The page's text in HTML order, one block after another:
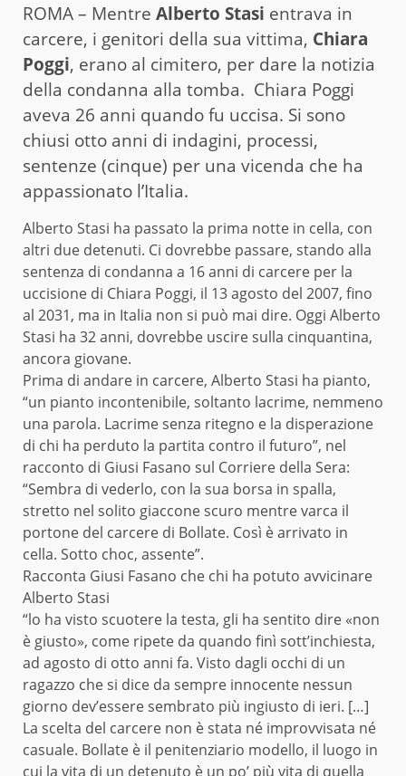
ROMA – Mentre Alberto Stasi entrava in
carcere, i genitori della sua vittima, Chiara
Poggi, erano al cimitero, per dare la notizia
della condanna alla tomba. Chiara Poggi
aveva 26 anni quando fu uccisa. Si sono
chiusi otto anni di indagini, processi,
sentenze (cinque) per una vicenda che ha
appassionato l’Italia.
Alberto Stasi ha passato la prima notte in cella, con
altri due detenuti. Ci dovrebbe passare, stando alla
sentenza di condanna a 16 anni di carcere per la
uccisione di Chiara Poggi, il 13 agosto del 2007, fino
al 2031, ma in Italia non si può mai dire. Oggi Alberto
Stasi ha 32 anni, dovrebbe uscire sulla cinquantina,
ancora giovane.
Prima di andare in carcere, Alberto Stasi ha pianto,
“un pianto incontenibile, soltanto lacrime, nemmeno
una parola. Lacrime senza ritegno e la disperazione
di chi ha perduto la partita contro il futuro”, nel
racconto di Giusi Fasano sul Corriere della Sera:
“Sembra di vederlo, con la sua borsa in spalla,
stretto nel solito giaccone scuro mentre varca il
portone del carcere di Bollate. Così è arrivato in
cella. Sotto choc, assente”.
Racconta Giusi Fasano che chi ha potuto avvicinare
Alberto Stasi
“lo ha visto scuotere la testa, gli ha sentito dire «non
è giusto», come ripete da quando finì sott’inchiesta,
ad agosto di otto anni fa. Visto dagli occhi di un
ragazzo che si dice da sempre innocente nessun
giorno dev’essere sembrato più ingiusto di ieri. […]
La scelta del carcere non è stata né improvvisata né
casuale. Bollate è il penitenziario modello, il luogo in
cui la vita di un detenuto è un po’ più vita di quella